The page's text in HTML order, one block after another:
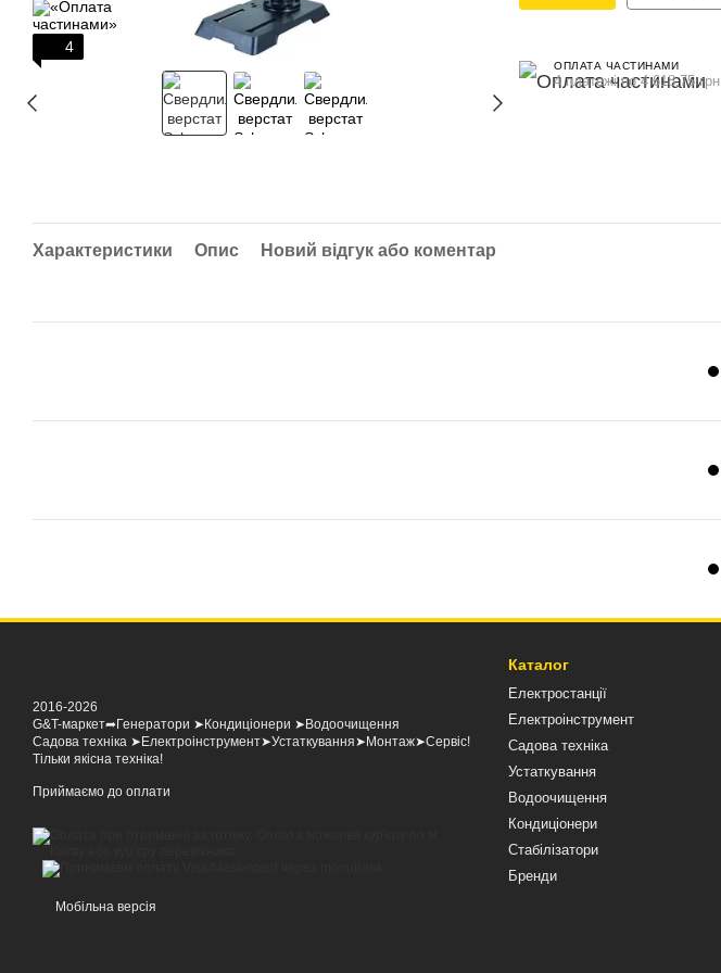
4
ОПЛАТА ЧАСТИНАМИ
4 платежі по 4 618.75 грн
Характеристики Опис Новий відгук або коментар
2016-2026
G&T-маркет➦Генератори ➤Кондиціонери ➤Водоочищення
Садова техніка ➤Електроінструмент➤Устаткування➤Монтаж➤Сервіс!
Тільки якісна техніка!
Приймаємо до оплати
Мобільна версія
Каталог
Електростанції
Електроінструмент
Садова техніка
Устаткування
Водоочищення
Кондиціонери
Стабілізатори
Бренди